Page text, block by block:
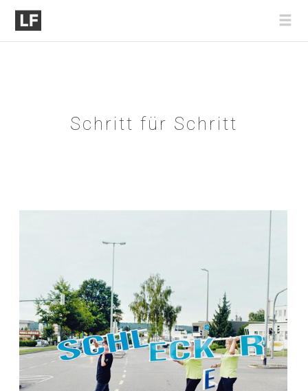
Schritt für Schritt